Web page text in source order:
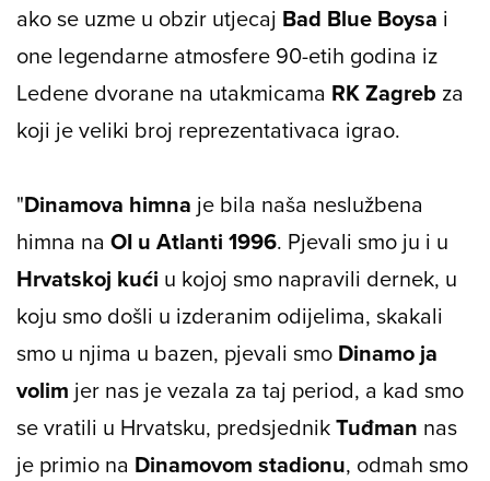
ako se uzme u obzir utjecaj Bad Blue Boysa i
one legendarne atmosfere 90-etih godina iz
Ledene dvorane na utakmicama RK Zagreb za
koji je veliki broj reprezentativaca igrao.
"Dinamova himna je bila naša neslužbena
himna na OI u Atlanti 1996. Pjevali smo ju i u
Hrvatskoj kući u kojoj smo napravili dernek, u
koju smo došli u izderanim odijelima, skakali
smo u njima u bazen, pjevali smo Dinamo ja
volim jer nas je vezala za taj period, a kad smo
se vratili u Hrvatsku, predsjednikTuđman nas
je primio na Dinamovom stadionu, odmah smo